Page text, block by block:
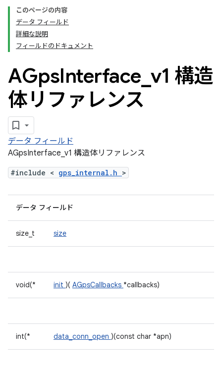
このページの内容
データ フィールド
詳細な説明
フィールドのドキュメント
AGpsInterface v1 構造
体リファレンス
データ フィールド
AGpsInterface_v1 構造体リファレンス
#include < gps_internal.h >
データ フィールド
size_t size
void(* init )( AGpsCallbacks *callbacks)
int(* data_conn_open )(const char *apn)